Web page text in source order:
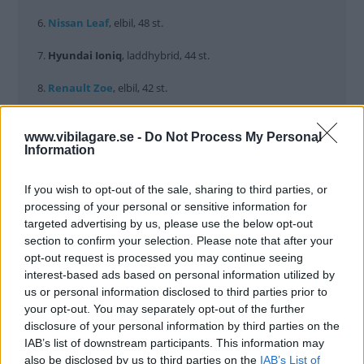
www.vibilagare.se - Do Not Process My Personal
Information
If you wish to opt-out of the sale, sharing to third parties, or
processing of your personal or sensitive information for
targeted advertising by us, please use the below opt-out
section to confirm your selection. Please note that after your
opt-out request is processed you may continue seeing
interest-based ads based on personal information utilized by
us or personal information disclosed to third parties prior to
your opt-out. You may separately opt-out of the further
disclosure of your personal information by third parties on the
IAB’s list of downstream participants. This information may
also be disclosed by us to third parties on the IAB’s List of
6. Nissan Leaf, elbil, 48 st.
7. Hyundai Ioniq, laddhybrid, 44 st.
8. Renault Zoe, elbil, 42 st.
10.Tesla Model S
BILMÄRKENAS 10-I-TOPP JULI 2017
(Placering, märke, antal registreringar, marknadsandel)
Volvo: 4726 st, 19,1%
Volkswagen : 3876 st, 15,7%